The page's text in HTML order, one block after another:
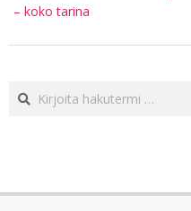
– koko tarina
Haku: